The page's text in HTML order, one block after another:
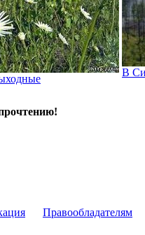
В
Правообладателям